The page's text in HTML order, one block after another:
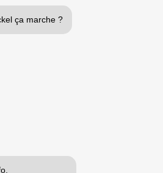
ça marche ?